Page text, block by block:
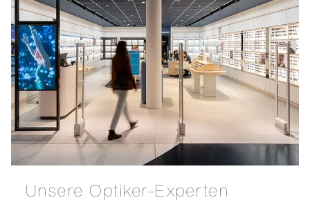
Unsere Optiker-Experten